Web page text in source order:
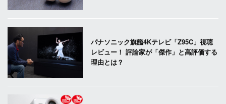
パナソニック旗艦4Kテレビ「Z95C」視聴
レビュー！ 評論家が「傑作」と高評価する
理由とは？